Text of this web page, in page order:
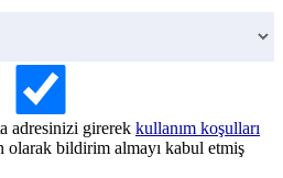
adresinizi girerek kullanım koşulları
bildirim almayı kabul etmiş